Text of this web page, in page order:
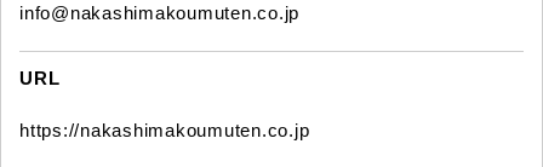
info@nakashimakoumuten.co.jp
URL
https://nakashimakoumuten.co.jp